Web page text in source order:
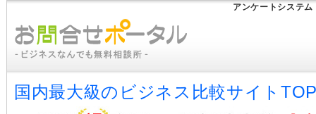
アンケートシステム
国内最大級のビジネス比較サイト